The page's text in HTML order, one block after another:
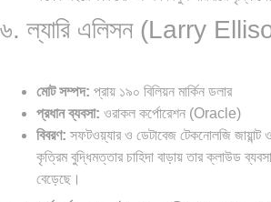
৬. ল্যারি এলিসন (Larry
মোট সম্পদ: প্রায় ১৯০ বিলিয়ন মার্কিন ডলার
প্রধান ব্যবসা: ওরাকল কর্পোরেশন (Oracle)
বিবরণ: সফটওয়্যার ও ডেটাবেজ টেকনোলজি জায়ান্ট
কৃত্রিম বুদ্ধিমত্তার চাহিদা বাড়ায় তার ক্লাউড
বেড়েছে।